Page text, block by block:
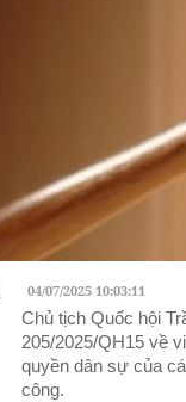
04/07/2025 10:03:11
Chủ tịch Quốc hội
205/2025/QH15 về
quyền dân sự của
công.